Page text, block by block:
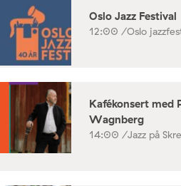
Oslo Jazz Festival
12:00 /Oslo
Kafékonsert med
Wagnberg
14:00 /Jazz på